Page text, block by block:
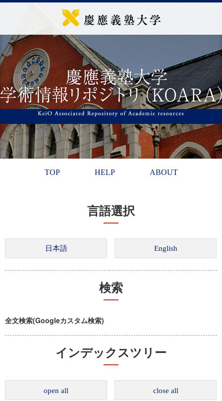
TOP HELP ABOUT
言語選択
検索
全文検索(Googleカスタム検索)
インデックスツリー
open all close all